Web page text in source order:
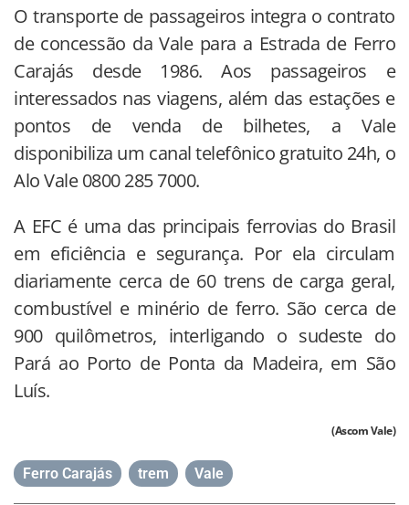
O transporte de passageiros integra o contrato
de concessão da Vale para a Estrada de Ferro
Carajás desde 1986. Aos passageiros e
interessados nas viagens, além das estações e
pontos de venda de bilhetes, a Vale
disponibiliza um canal telefônico gratuito 24h, o
Alo Vale 0800 285 7000.
A EFC é uma das principais ferrovias do Brasil
em eficiência e segurança. Por ela circulam
diariamente cerca de 60 trens de carga geral,
combustível e minério de ferro. São cerca de
900 quilômetros, interligando o sudeste do
Pará ao Porto de Ponta da Madeira, em São
Luís.
(Ascom Vale)
Ferro Carajás trem Vale